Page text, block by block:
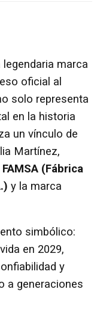
marca
oficial al
solo representa
en la historia
un vínculo de
Martínez,
FAMSA (Fábrica
y la marca
simbólico:
en 2029,
y
a generaciones